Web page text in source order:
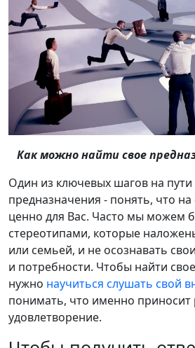
Как можно найти свое
Один из ключевых шагов на пути
предназначения - понять, что
ценно для Вас. Часто мы можем
стереотипами, которые
или семьей, и не осознавать
и потребности. Чтобы найти
нужно научиться слушать свой
понимать, что именно приносит
удовлетворение.